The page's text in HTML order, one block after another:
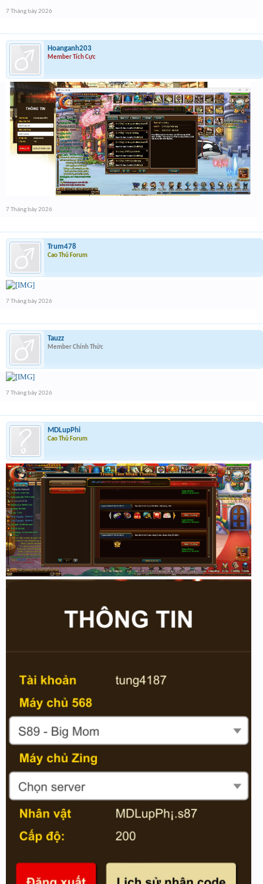
7 Tháng bảy 2026
Hoanganh203
Member Tích Cực
7 Tháng bảy 2026
Trum478
Cao Thủ Forum
7 Tháng bảy 2026
Tauzz
Member Chính Thức
7 Tháng bảy 2026
MDLupPhi
Cao Thủ Forum